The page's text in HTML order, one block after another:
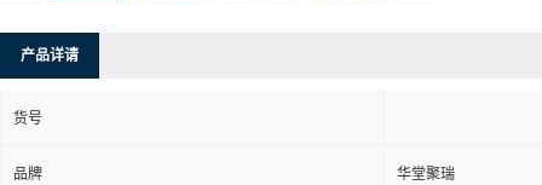
产品详请
货号
品牌 华堂聚瑞